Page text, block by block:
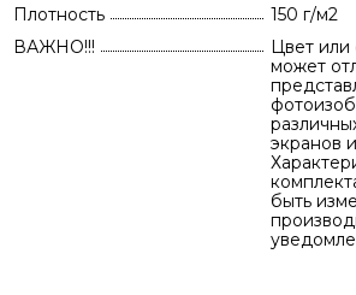
Плотность
150 г/м2
ВАЖНО!!!
Цвет или
может
экранов
быть